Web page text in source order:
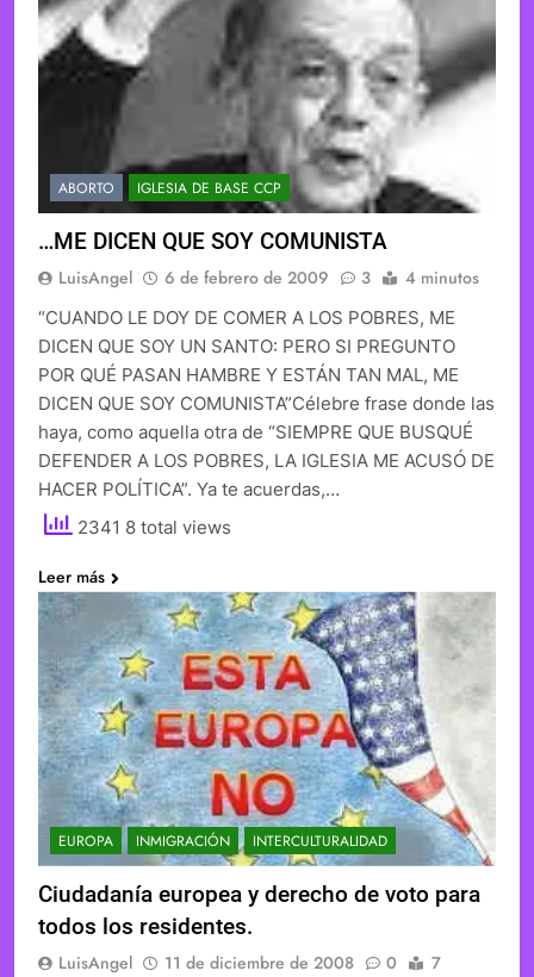
ABORTO IGLESIA DE BASE CCP
…ME DICEN QUE SOY COMUNISTA
LuisAngel 6 de febrero de 2009 3 4 minutos
“CUANDO LE DOY DE COMER A LOS POBRES, ME
DICEN QUE SOY UN SANTO: PERO SI PREGUNTO
POR QUÉ PASAN HAMBRE Y ESTÁN TAN MAL, ME
DICEN QUE SOY COMUNISTA”Célebre frase donde las
haya, como aquella otra de “SIEMPRE QUE BUSQUÉ
DEFENDER A LOS POBRES, LA IGLESIA ME ACUSÓ DE
HACER POLÍTICA”. Ya te acuerdas,…
2341 8 total views
Leer más
EUROPA INMIGRACIÓN INTERCULTURALIDAD
Ciudadanía europea y derecho de voto para
todos los residentes.
LuisAngel 11 de diciembre de 2008 0
7